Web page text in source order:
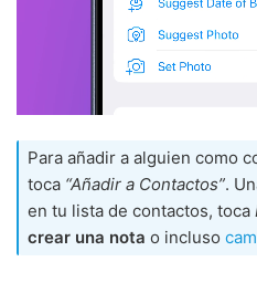
Para añadir a alguien como
toca “Añadir a Contactos”.
en tu lista de contactos, toca
crear una nota o incluso